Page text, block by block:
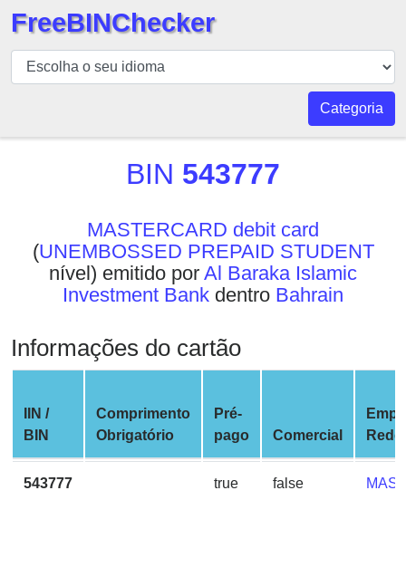
BIN
Verificador
BIN
Generator
Checker
v2
CC
Generator
from
Banks
FreeBINChecker
Categoria
BIN 543777
MASTERCARD debit card
(UNEMBOSSED PREPAID STUDENT
nível) emitido por Al Baraka Islamic
Investment Bank dentro Bahrain
Informações do cartão
IIN /
BIN
Comprimento
Obrigatório
Pré-
pago
Comercial
Rede
543777 true false